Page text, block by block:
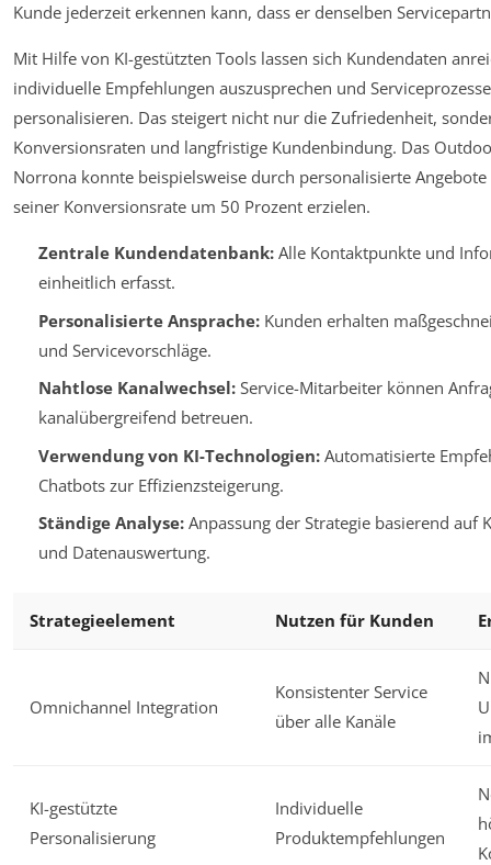
Kunde jederzeit erkennen kann, dass er denselben
Mit Hilfe von KI-gestützten Tools lassen sich Kundendaten
individuelle Empfehlungen auszusprechen und
personalisieren. Das steigert nicht nur die Zufriedenheit,
Konversionsraten und langfristige Kundenbindung. Das
Norrona konnte beispielsweise durch personalisierte Angebote
seiner Konversionsrate um 50 Prozent erzielen.
Zentrale Kundendatenbank:Alle Kontaktpunkte und
einheitlich erfasst.
Personalisierte Ansprache:Kunden erhalten
und Servicevorschläge.
Nahtlose Kanalwechsel:Service-Mitarbeiter können
kanalübergreifend betreuen.
Verwendung von KI-Technologien:Automatisierte
Chatbots zur Effizienzsteigerung.
Ständige Analyse:Anpassung der Strategie basierend auf
und Datenauswertung.
Strategieelement Nutzen für Kunden
Omnichannel Integration
Konsistenter Service
über alle Kanäle
KI-gestützte
Personalisierung
Individuelle
Produktempfehlungen